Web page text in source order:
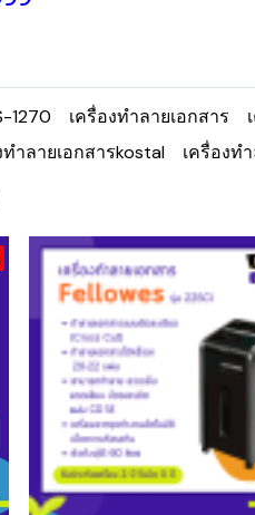
1270 เครื่องทำลายเอกสาร
ทำลายเอกสารkostal เครื่องท